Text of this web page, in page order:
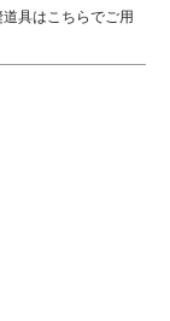
具はこちらでご用